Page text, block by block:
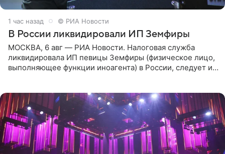
1 час назад © РИА Новости
В России ликвидировали ИП Земфиры
МОСКВА, 6 авг — РИА Новости. Налоговая служба
ликвидировала ИП певицы Земфиры (физическое лицо,
выполняющее функции иноагента) в России, следует из